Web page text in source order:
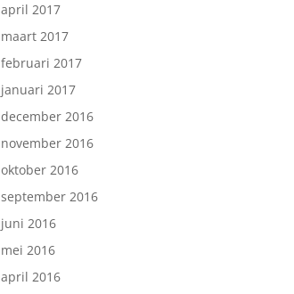
april 2017
maart 2017
februari 2017
januari 2017
december 2016
november 2016
oktober 2016
september 2016
juni 2016
mei 2016
april 2016